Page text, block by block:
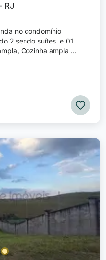
RJ
no condomínio
2 sendo suítes e 01
Cozinha ampla ...